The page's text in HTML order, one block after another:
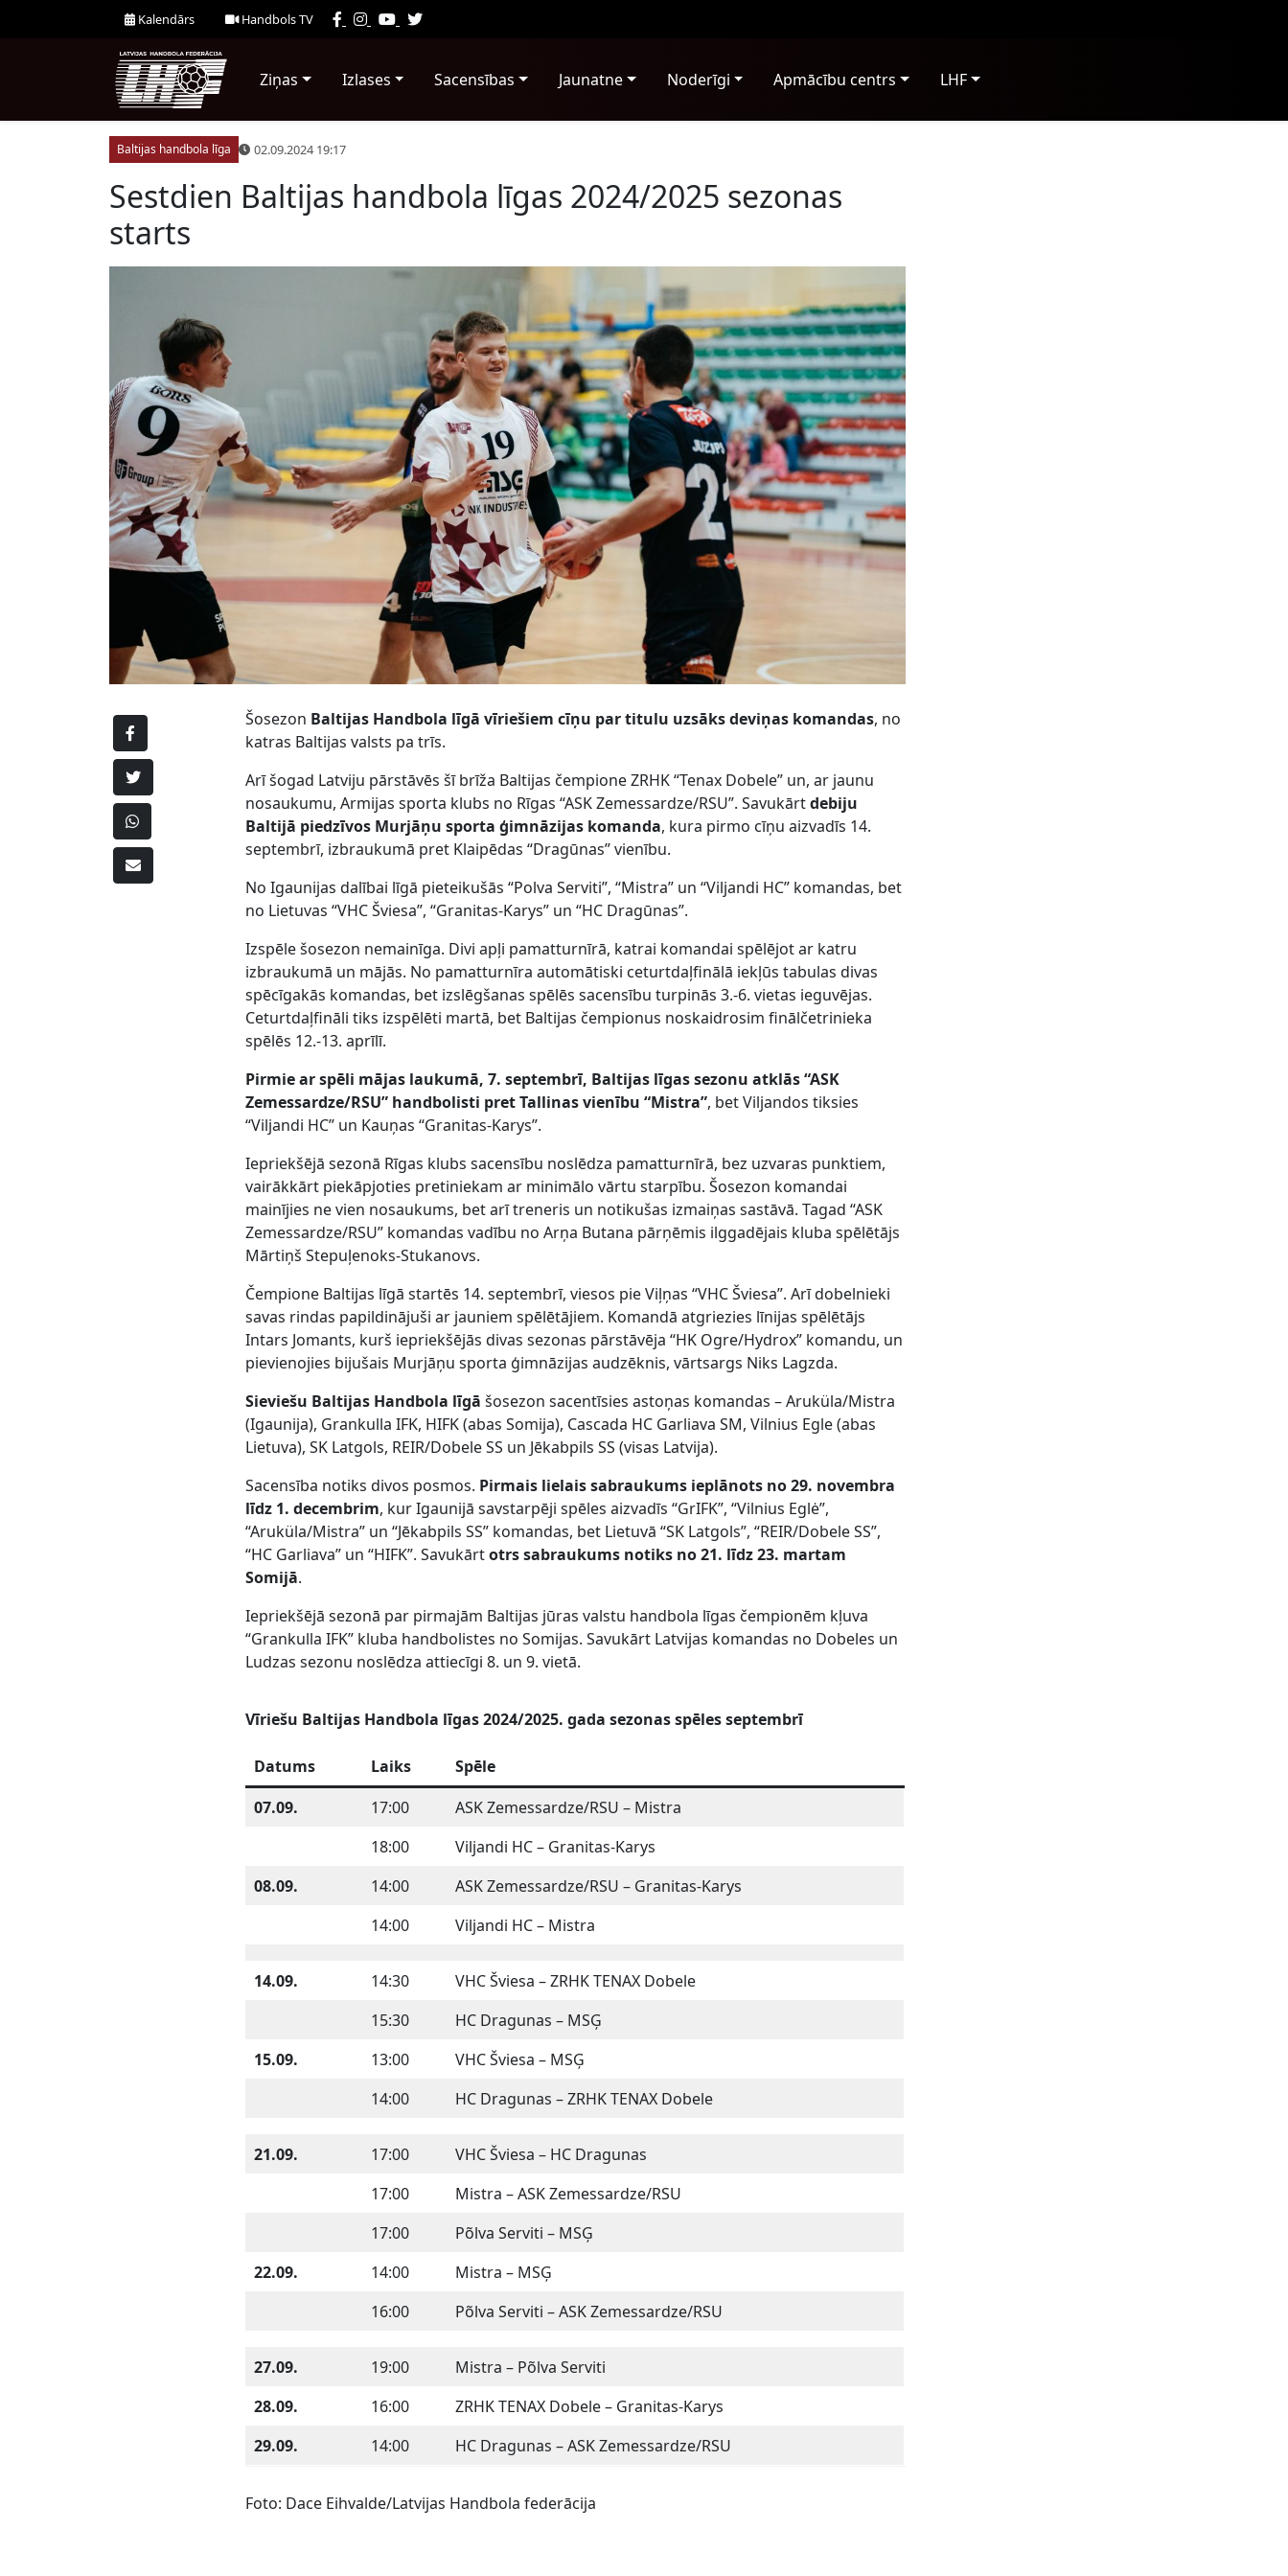
Kalendārs Handbols TV
Ziņas Izlases Sacensības Jaunatne Noderīgi Apmācību centrs LHF
Baltijas handbola līga 02.09.2024 19:17
Sestdien Baltijas handbola līgas 2024/2025 sezonas
starts
Šosezon Baltijas Handbola līgā vīriešiem cīņu par titulu uzsāks deviņas komandas, no
katras Baltijas valsts pa trīs.
Arī šogad Latviju pārstāvēs šī brīža Baltijas čempione ZRHK “Tenax Dobele” un, ar jaunu
nosaukumu, Armijas sporta klubs no Rīgas “ASK Zemessardze/RSU”. Savukārtdebiju
Baltijā piedzīvos Murjāņu sporta ģimnāzijas komanda, kura pirmo cīņu aizvadīs 14.
septembrī, izbraukumā pret Klaipēdas “Dragūnas” vienību.
No Igaunijas dalībai līgā pieteikušās “Polva Serviti”, “Mistra” un “Viljandi HC” komandas, bet
no Lietuvas “VHC Šviesa”, “Granitas-Karys” un “HC Dragūnas”.
Izspēle šosezon nemainīga. Divi apļi pamatturnīrā, katrai komandai spēlējot ar katru
izbraukumā un mājās. No pamatturnīra automātiski ceturtdaļfinālā iekļūs tabulas divas
spēcīgakās komandas, bet izslēgšanas spēlēs sacensību turpinās 3.-6. vietas ieguvējas.
Ceturtdaļfināli tiks izspēlēti martā, bet Baltijas čempionus noskaidrosim finālčetrinieka
spēlēs 12.-13. aprīlī.
Pirmie ar spēli mājas laukumā, 7. septembrī, Baltijas līgas sezonu atklās “ASK
Zemessardze/RSU” handbolisti pret Tallinas vienību “Mistra”, bet Viljandos tiksies
“Viljandi HC” un Kauņas “Granitas-Karys”.
Iepriekšējā sezonā Rīgas klubs sacensību noslēdza pamatturnīrā, bez uzvaras punktiem,
vairākkārt piekāpjoties pretiniekam ar minimālo vārtu starpību. Šosezon komandai
mainījies ne vien nosaukums, bet arī treneris un notikušas izmaiņas sastāvā. Tagad “ASK
Zemessardze/RSU” komandas vadību no Arņa Butana pārņēmis ilggadējais kluba spēlētājs
Mārtiņš Stepuļenoks-Stukanovs.
Čempione Baltijas līgā startēs 14. septembrī, viesos pie Viļņas “VHC Šviesa”. Arī dobelnieki
savas rindas papildinājuši ar jauniem spēlētājiem. Komandā atgriezies līnijas spēlētājs
Intars Jomants, kurš iepriekšējās divas sezonas pārstāvēja “HK Ogre/Hydrox” komandu, un
pievienojies bijušais Murjāņu sporta ģimnāzijas audzēknis, vārtsargs Niks Lagzda.
Sieviešu Baltijas Handbola līgā šosezon sacentīsies astoņas komandas – Aruküla/Mistra
(Igaunija), Grankulla IFK, HIFK (abas Somija), Cascada HC Garliava SM, Vilnius Egle (abas
Lietuva), SK Latgols, REIR/Dobele SS un Jēkabpils SS (visas Latvija).
Sacensība notiks divos posmos. Pirmais lielais sabraukums ieplānots no 29. novembra
līdz 1. decembrim, kur Igaunijā savstarpēji spēles aizvadīs “GrIFK”, “Vilnius Eglė”,
“Aruküla/Mistra” un “Jēkabpils SS” komandas, bet Lietuvā “SK Latgols”, “REIR/Dobele SS”,
“HC Garliava” un “HIFK”. Savukārtotrs sabraukums notiks no 21. līdz 23. martam
Somijā.
Iepriekšējā sezonā par pirmajām Baltijas jūras valstu handbola līgas čempionēm kļuva
“Grankulla IFK” kluba handbolistes no Somijas. Savukārt Latvijas komandas no Dobeles un
Ludzas sezonu noslēdza attiecīgi 8. un 9. vietā.
Vīriešu Baltijas Handbola līgas 2024/2025. gada sezonas spēles septembrī
Datums Laiks
Spēle
07.09.
17:00
ASK Zemessardze/RSU – Mistra
18:00
Viljandi HC – Granitas-Karys
08.09.
14:00
ASK Zemessardze/RSU – Granitas-Karys
14:00
Viljandi HC – Mistra
14.09. 14:30
VHC Šviesa – ZRHK TENAX Dobele
15:30
HC Dragunas – MSĢ
15.09.
13:00
VHC Šviesa – MSĢ
14:00
HC Dragunas – ZRHK TENAX Dobele
21.09. 17:00
VHC Šviesa – HC Dragunas
17:00
Mistra – ASK Zemessardze/RSU
17:00
Põlva Serviti – MSĢ
22.09.
14:00
Mistra – MSĢ
16:00
Põlva Serviti – ASK Zemessardze/RSU
27.09. 19:00
Mistra – Põlva Serviti
28.09.
16:00
ZRHK TENAX Dobele – Granitas-Karys
29.09.
14:00 HC Dragunas – ASK Zemessardze/RSU
Foto: Dace Eihvalde/Latvijas Handbola federācija